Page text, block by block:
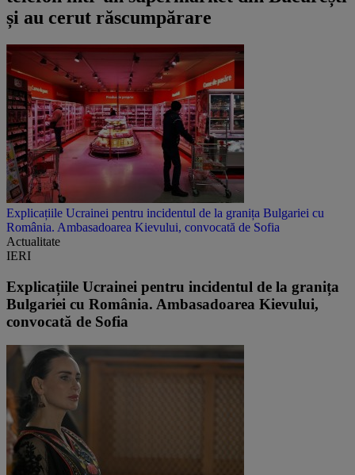
și au cerut răscumpărare
Explicațiile Ucrainei pentru incidentul de la granița Bulgariei cu
România. Ambasadoarea Kievului, convocată de Sofia
Actualitate
IERI
Explicațiile Ucrainei pentru incidentul de la granița
Bulgariei cu România. Ambasadoarea Kievului,
convocată de Sofia